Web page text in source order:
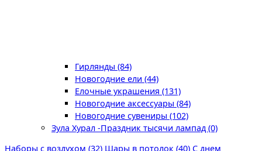
Гирлянды (84)
Новогодние ели (44)
Елочные украшения (131)
Новогодние аксессуары (84)
Новогодние сувениры (102)
Зула Хурал -Праздник тысячи лампад (0)
Наборы с воздухом (32) Шары в потолок (40) С днем